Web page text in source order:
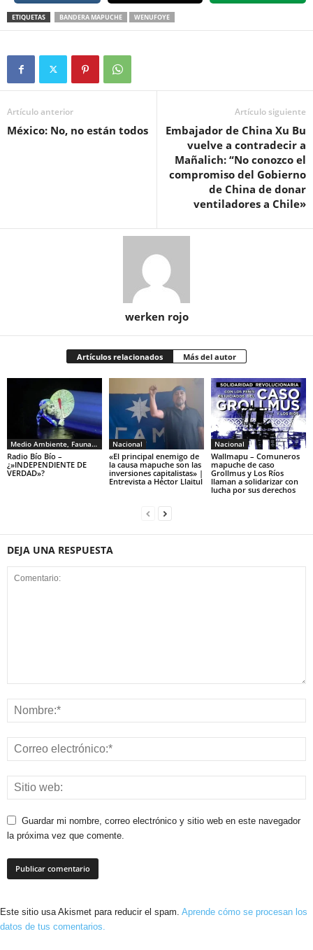
ETIQUETAS BANDERA MAPUCHE WENUFOYE
Artículo anterior
México: No, no están todos
Artículo siguiente
Embajador de China Xu Bu
vuelve a contradecir a
Mañalich: “No conozco el
compromiso del Gobierno
de China de donar
ventiladores a Chile»
werken rojo
Artículos relacionados Más del autor
Medio Ambiente, Fauna y Sociedad
Radio Bío Bío –
¿»INDEPENDIENTE DE
VERDAD»?
Nacional
«El principal enemigo de
la causa mapuche son las
inversiones capitalistas» |
Entrevista a Héctor Llaitul
Nacional
Wallmapu – Comuneros
mapuche de caso
Grollmus y Los Ríos
llaman a solidarizar con
lucha por sus derechos
DEJA UNA RESPUESTA
Guardar mi nombre, correo electrónico y sitio web en este navegador
la próxima vez que comente.
Este sitio usa Akismet para reducir el spam. Aprende cómo se procesan los
datos de tus comentarios.